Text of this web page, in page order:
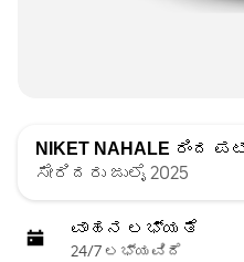
NIKET NAHALE ರಿಂದ
ಸೇರಿದರು ಜುಲೈ 2025
ವಾಹನ ಲಭ್ಯತೆ
24/7 ಲಭ್ಯವಿದೆ